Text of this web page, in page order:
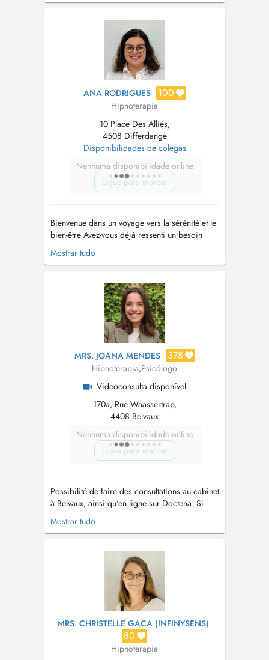
: mincir, sevrage tabagique, stre...
ANA RODRIGUES 100
Hipnoterapia
10 Place Des Alliés,
4508 Differdange
Disponibilidades de colegas
Nenhuma disponibilidade online
Ligue para marcar
Bienvenue dans un voyage vers la sérénité et le
bien-être Avez-vous déjà ressenti un besoin
profond de changement, de libération ou
simplement d'un moment pour retrouver
surmonter des troubles du sommeil, gérer
lanxiété, les traumatismes, ou la dépression,...
Mostrar tudo
MRS. JOANA MENDES 378
Hipnoterapia,Psicólogo
Videoconsulta disponível
170a, Rue Waassertrap,
4408 Belvaux
Nenhuma disponibilidade online
Ligue para marcar
Possibilité de faire des consultations au cabinet
à Belvaux, ainsi qu'en ligne sur Doctena. Si
vous vous rendez au cabinet, il y a des places
gratuites dans la rue en utilisant le disque bleu.
des diagnostiques ainsi qu'un
accompagnement personnalisé ...
Mostrar tudo
MRS. CHRISTELLE GACA (INFINYSENS)
80
Hipnoterapia